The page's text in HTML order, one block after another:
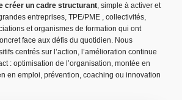
créer un cadre structurant, simple à activer et
entreprises, TPE/PME , collectivités,
et organismes de formation qui ont
face aux défis du quotidien. Nous
centrés sur l’action, l’amélioration continue
: optimisation de l’organisation, montée en
en emploi, prévention, coaching ou innovation